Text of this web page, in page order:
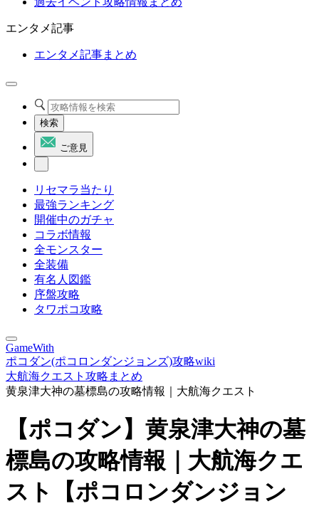
エンタメ記事
エンタメ記事まとめ
検索
ご意見
リセマラ当たり
最強ランキング
開催中のガチャ
コラボ情報
全モンスター
全装備
有名人図鑑
序盤攻略
タワポコ攻略
GameWith
ポコダン(ポコロンダンジョンズ)攻略wiki
大航海クエスト攻略まとめ
黄泉津大神の墓標島の攻略情報｜大航海クエスト
【ポコダン】黄泉津大神の墓
標島の攻略情報｜大航海クエ
スト【ポコロンダンジョン